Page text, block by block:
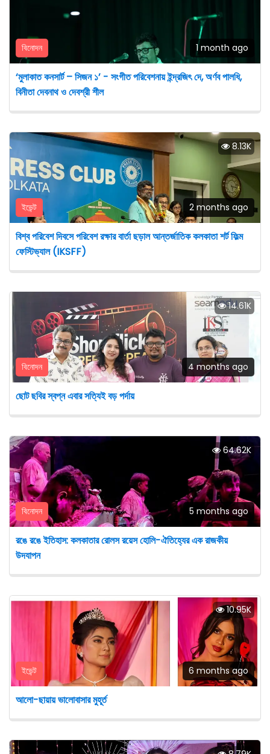
বিনোদন 1 month ago
‘মুলাকাত কনসার্ট – সিজন ১’ - সংগীত পরিবেশনায় ইন্দ্রজিৎ দে, অর্ণব পালধি,
বিনীতা দেবনাথ ও দেবশ্রী শীল
8.13K
ইভেন্ট 2 months ago
বিশ্ব পরিবেশ দিবসে পরিবেশ রক্ষার বার্তা ছড়াল আন্তর্জাতিক কলকাতা শর্ট ফিল্ম
ফেস্টিভ্যাল (IKSFF)
14.61K
বিনোদন 4 months ago
ছোট ছবির স্বপ্ন এবার সত্যিই বড় পর্দায়
64.62K
বিনোদন 5 months ago
রঙে রঙে ইতিহাস: কলকাতার রোলস রয়েস হোলি-ঐতিহ্যের এক রাজকীয়
উদযাপন
10.95K
ইভেন্ট 6 months ago
আলো-ছায়ায় ভালোবাসার মুহূর্ত